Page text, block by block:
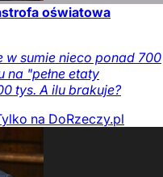
oświatowa
w sumie nieco ponad 700
na "pełne etaty
tys. A ilu brakuje?
na DoRzeczy.pl